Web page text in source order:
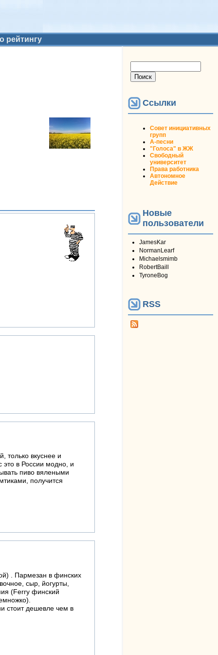
рейтингу
только вкуснее и
это в России модно, и
пиво вялеными
получится
. Пармезан в финских
сыр, йогурты,
(Ferry финский
стоит дешевле чем в
Ссылки
Совет инициативных
групп
А-песни
"Голоса" в ЖЖ
Свободный
университет
Права работника
Автономное
Действие
Новые
пользователи
JamesKar
NormanLearf
Michaelsmimb
RobertBaill
TyroneBog
RSS